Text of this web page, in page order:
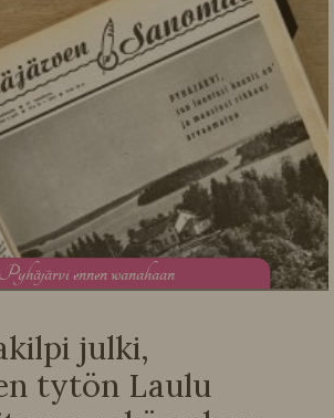
Pyhäjärvi ennen wanahaan
julki,
tytön Laulu